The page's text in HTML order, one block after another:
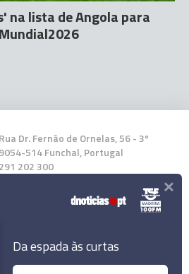
na lista de Angola para
Rua Dr. Fernão de Ornelas, 56 - 3º
9054-514 Funchal, Portugal
291 202 300
a nossa App
Da espada às curtas
×